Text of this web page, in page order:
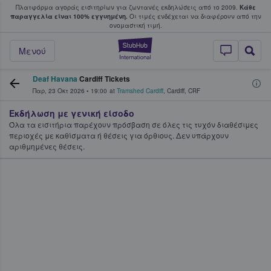
Πλατφόρμα αγοράς εισιτηρίων για ζωντανές εκδηλώσεις από το 2009. Κάθε
παραγγελία είναι 100% εγγυημένη. Οι τιμές ενδέχεται να διαφέρουν από την
oνομαστική τιμή.
StubHub - Όπου
Μενού
φαν αγοράζουν και πουλούν
Deaf Havana Cardiff Tickets
Παρ, 23 Οκτ 2026 • 19:00 at Tramshed Cardiff, Cardiff, CRF
Εκδήλωση με γενική είσοδο
Όλα τα εισιτήρια παρέχουν πρόσβαση σε όλες τις τυχόν διαθέσιμες
περιοχές με καθίσματα ή θέσεις για όρθιους. Δεν υπάρχουν
αριθμημένες θέσεις.